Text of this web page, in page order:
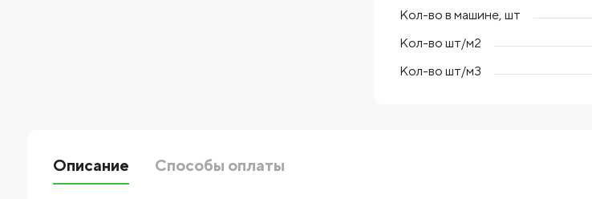
Кол-во в машине, шт
Кол-во шт/м2
Кол-во шт/м3
Описание Способы оплаты